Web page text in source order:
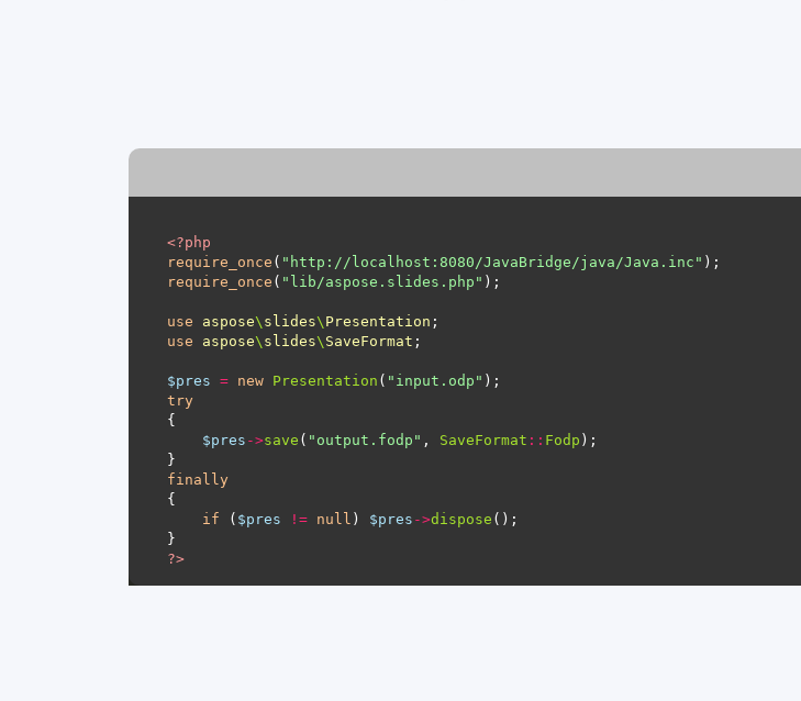
<?php
require_once ( "http://localhost:8080/JavaBridge/java/Java.inc"
require_once ( "lib/aspose.slides.php"
use aspose\ slides\ Presentation
use
aspose\ slides\ SaveFormat
$pres = new Presentation ( "input.odp"
try
$pres ->save ( "output.fodp" , SaveFormat :: Fodp
finally
if ( $pres != null ) $pres ->dispose
?>